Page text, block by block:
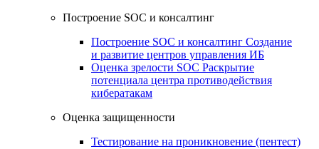
Построение SOC и консалтинг
Построение SOC и консалтинг Создание
и развитие центров управления ИБ
Оценка зрелости SOC Раскрытие
потенциала центра противодействия
кибератакам
Оценка защищенности
Тестирование на проникновение (пентест)